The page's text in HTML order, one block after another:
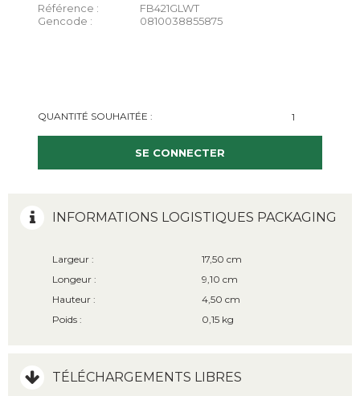
Référence :
FB421GLWT
Gencode :
0810038855875
QUANTITÉ SOUHAITÉE :
SE CONNECTER
INFORMATIONS LOGISTIQUES PACKAGING
Largeur :
17,50 cm
Longeur :
9,10 cm
Hauteur :
4,50 cm
Poids :
0,15 kg
TÉLÉCHARGEMENTS LIBRES